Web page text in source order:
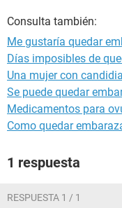
Consulta también:
Me gustaría quedar
Días imposibles de
Una mujer con
Se puede quedar
Medicamentos para
Como quedar
1 respuesta
RESPUESTA 1 / 1